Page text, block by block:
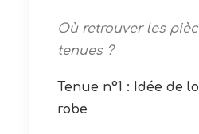
Où retrouver les
tenues ?
Tenue n°1 : Idée de
robe